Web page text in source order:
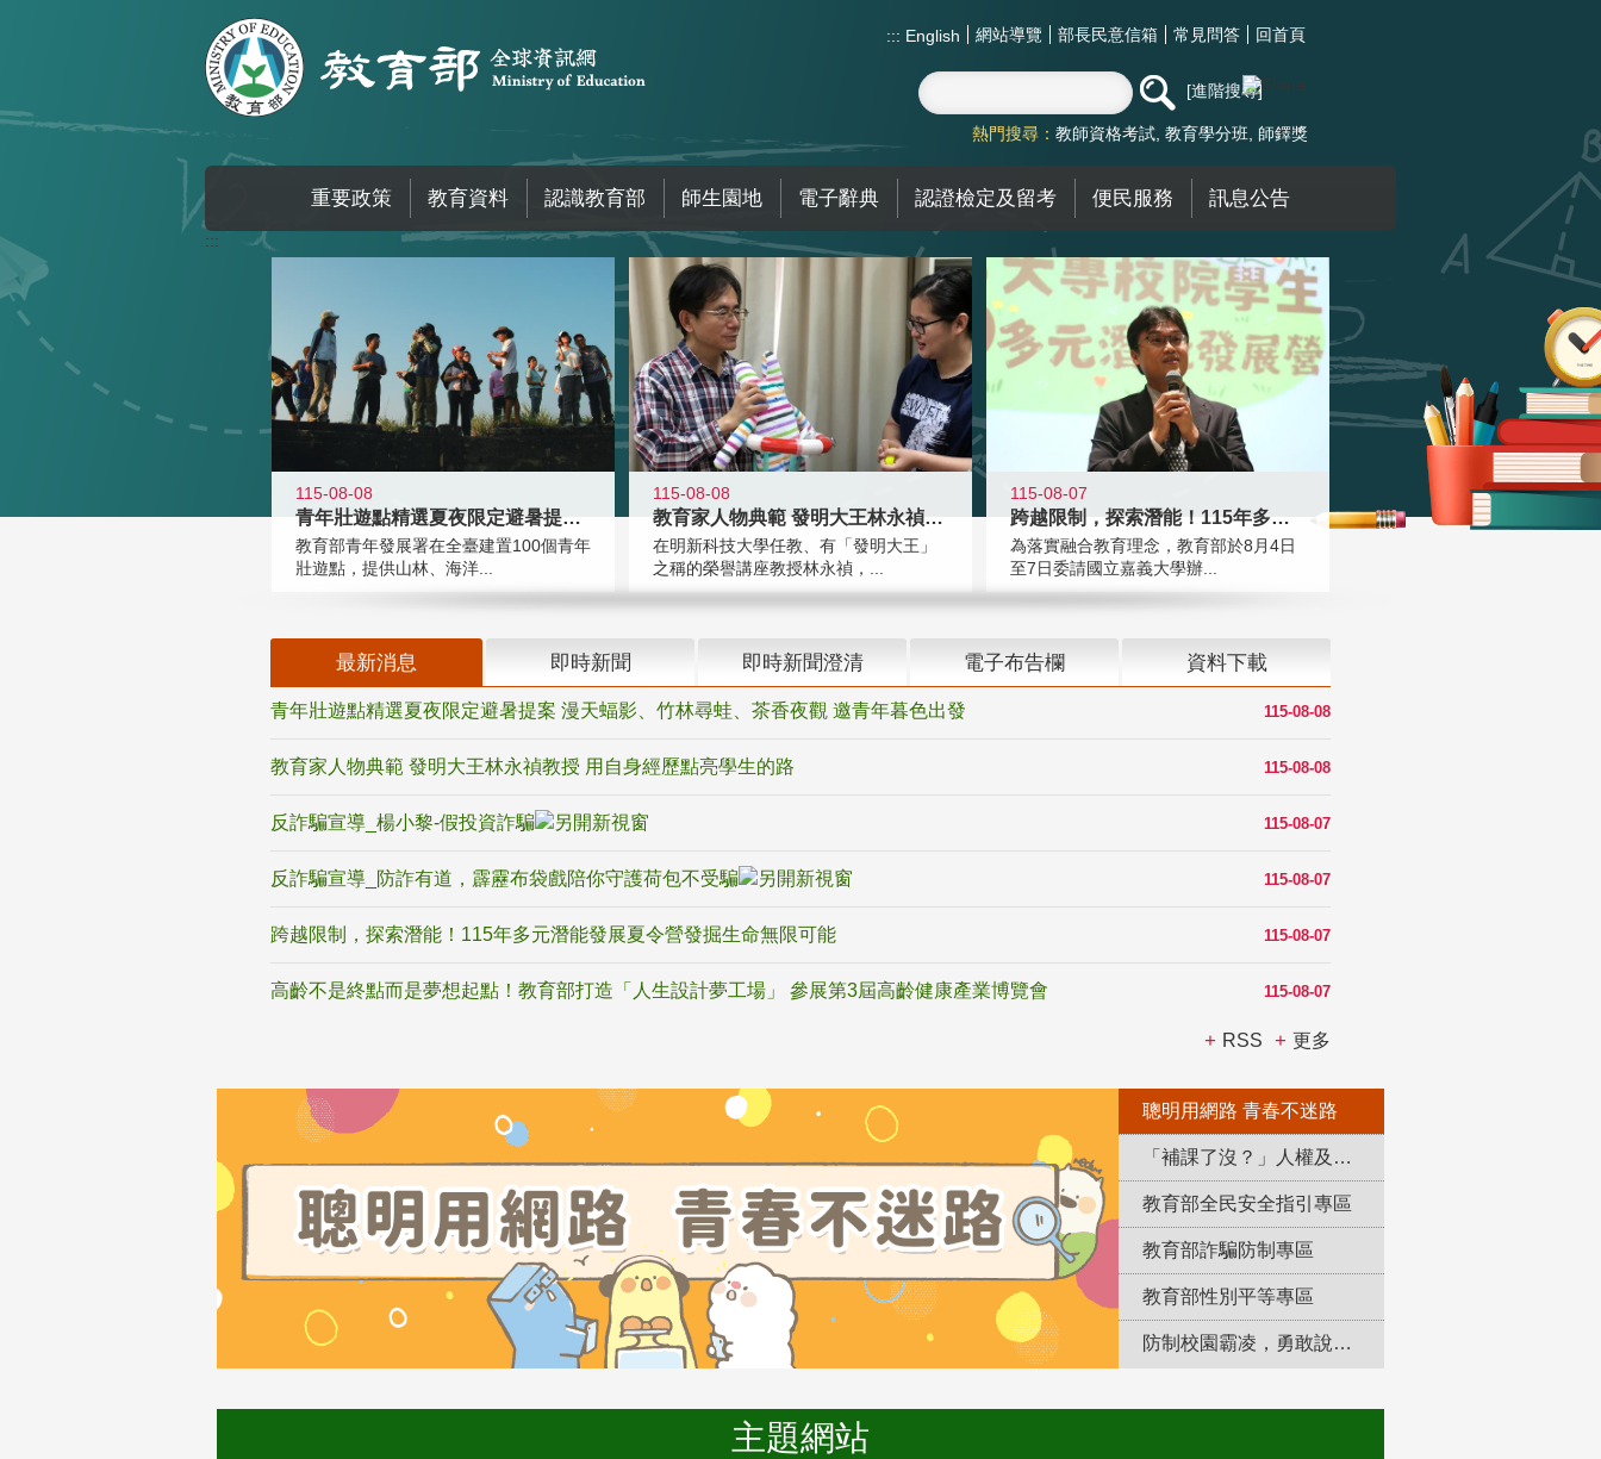
::: English 網站導覽 部長民意信箱 常見問答 回首頁
進階搜尋
熱門搜尋： 教師資格考試 教育學分班 師鐸獎
重要政策 教育資料 認識教育部 師生園地 電子辭典 認證檢定及留考 便民服務 訊息公告
:::
115-08-08
青年壯遊點精選夏夜限定避暑提案 漫
教育部青年發展署在全臺建置100個青年
壯遊點，提供山林、海洋...
115-08-08
教育家人物典範 發明大王林永禎教授
在明新科技大學任教、有「發明大王」
之稱的榮譽講座教授林永禎，...
115-08-07
跨越限制，探索潛能！115年多元潛
為落實融合教育理念，教育部於8月4日
至7日委請國立嘉義大學辦...
最新消息 即時新聞 即時新聞澄清 電子布告欄 資料下載
115-08-08
青年壯遊點精選夏夜限定避暑提案 漫天蝠影、竹林尋蛙、茶香夜觀 邀青年暮色出發
115-08-08
教育家人物典範 發明大王林永禎教授 用自身經歷點亮學生的路
115-08-07
反詐騙宣導_楊小黎-假投資詐騙
115-08-07
反詐騙宣導_防詐有道，霹靂布袋戲陪你守護荷包不受騙
115-08-07
跨越限制，探索潛能！115年多元潛能發展夏令營發掘生命無限可能
115-08-07
高齡不是終點而是夢想起點！教育部打造「人生設計夢工場」 參展第3屆高齡健康產業博覽會
RSS 更多
聰明用網路 青春不迷路
「補課了沒？」人權及轉型正義教育專區
教育部全民安全指引專區
教育部詐騙防制專區
教育部性別平等專區
防制校園霸凌，勇敢說出來！
主題網站